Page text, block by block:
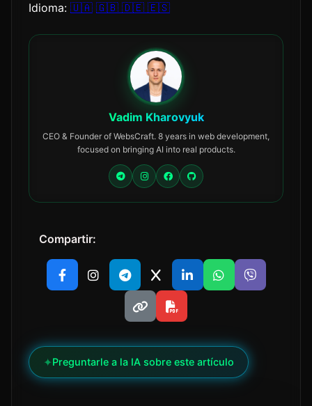
Idioma: 🇺🇦 🇬🇧 🇩🇪 🇪🇸
Vadim Kharovyuk
CEO & Founder of WebsCraft. 8 years in web development,
focused on bringing AI into real products.
Compartir:
✦Preguntarle a la IA sobre este artículo